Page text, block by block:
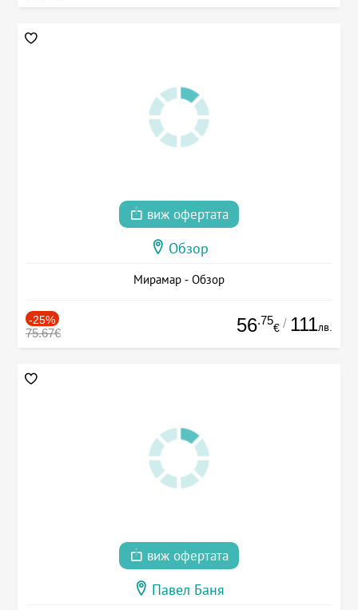
виж офертата
Обзор
Мирамар - Обзор
-25%
75.67€ 56.75
€ / 111лв.
виж офертата
Павел Баня